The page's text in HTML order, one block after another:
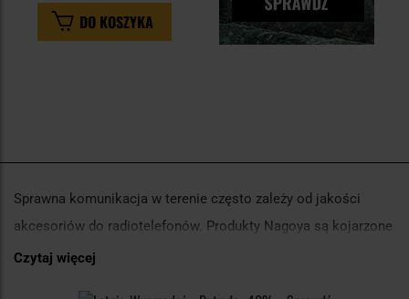
DO KOSZYKA
Czytaj więcej
Sprawna komunikacja w terenie często zależy od jakości
akcesoriów do radiotelefonów. Produkty Nagoya są kojarzone
przede wszystkim z antenami do urządzeń ręcznych i